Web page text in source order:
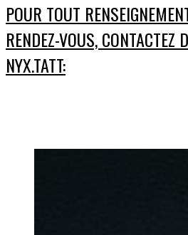
POUR TOUT
RENDEZ-VOUS, CONTACTEZ
NYX.TATT: